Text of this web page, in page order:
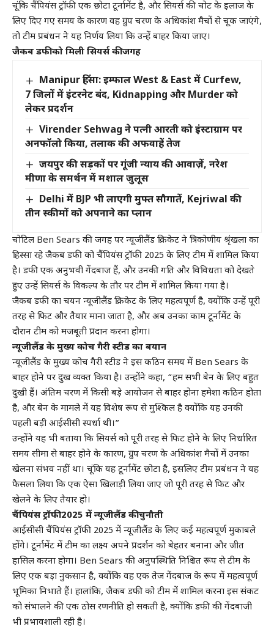
चूंकि चैंपियंस ट्रॉफी एक छोटा टूर्नामेंट है, और सियर्स की चोट के इलाज के
लिए दिए गए समय के कारण वह ग्रुप चरण के अधिकांश मैचों से चूक जाएंगे,
तो टीम प्रबंधन ने यह निर्णय लिया कि उन्हें बाहर किया जाए।
जैकब डफी को मिली सियर्स की जगह
Manipur हिंसा: इम्फाल West & East में Curfew,
7 जिलों में इंटरनेट बंद, Kidnapping और Murder को
लेकर प्रदर्शन
Virender Sehwag ने पत्नी आरती को इंस्टाग्राम पर
अनफॉलो किया, तलाक की अफवाहें तेज
जयपुर की सड़कों पर गूंजी न्याय की आवाज़ें, नरेश
मीणा के समर्थन में मशाल जुलूस
Delhi में BJP भी लाएगी मुफ्त सौगातें, Kejriwal की
तीन स्कीमों को अपनाने का प्लान
चोटिल Ben Sears की जगह पर न्यूजीलैंड क्रिकेट ने त्रिकोणीय श्रृंखला का
हिस्सा रहे जैकब डफी को चैंपियंस ट्रॉफी 2025 के लिए टीम में शामिल किया
है। डफी एक अनुभवी गेंदबाज हैं, और उनकी गति और विविधता को देखते
हुए उन्हें सियर्स के विकल्प के तौर पर टीम में शामिल किया गया है।
जैकब डफी का चयन न्यूजीलैंड क्रिकेट के लिए महत्वपूर्ण है, क्योंकि उन्हें पूरी
तरह से फिट और तैयार माना जाता है, और अब उनका काम टूर्नामेंट के
दौरान टीम को मजबूती प्रदान करना होगा।
न्यूजीलैंड के मुख्य कोच गैरी स्टीड का बयान
न्यूजीलैंड के मुख्य कोच गैरी स्टीड ने इस कठिन समय में Ben Sears के
बाहर होने पर दुख व्यक्त किया है। उन्होंने कहा, “हम सभी बेन के लिए बहुत
दुखी हैं। अंतिम चरण में किसी बड़े आयोजन से बाहर होना हमेशा कठिन होता
है, और बेन के मामले में यह विशेष रूप से मुश्किल है क्योंकि यह उनकी
पहली बड़ी आईसीसी स्पर्धा थी।”
उन्होंने यह भी बताया कि सियर्स को पूरी तरह से फिट होने के लिए निर्धारित
समय सीमा से बाहर होने के कारण, ग्रुप चरण के अधिकांश मैचों में उनका
खेलना संभव नहीं था। चूंकि यह टूर्नामेंट छोटा है, इसलिए टीम प्रबंधन ने यह
फैसला लिया कि एक ऐसा खिलाड़ी लिया जाए जो पूरी तरह से फिट और
खेलने के लिए तैयार हो।
चैंपियंस ट्रॉफी 2025 में न्यूजीलैंड की चुनौती
आईसीसी चैंपियंस ट्रॉफी 2025 में न्यूजीलैंड के लिए कई महत्वपूर्ण मुकाबले
होंगे। टूर्नामेंट में टीम का लक्ष्य अपने प्रदर्शन को बेहतर बनाना और जीत
हासिल करना होगा। Ben Sears की अनुपस्थिति निश्चित रूप से टीम के
लिए एक बड़ा नुकसान है, क्योंकि वह एक तेज गेंदबाज के रूप में महत्वपूर्ण
भूमिका निभाते हैं। हालांकि, जैकब डफी को टीम में शामिल करना इस संकट
को संभालने की एक ठोस रणनीति हो सकती है, क्योंकि डफी की गेंदबाजी
भी प्रभावशाली रही है।